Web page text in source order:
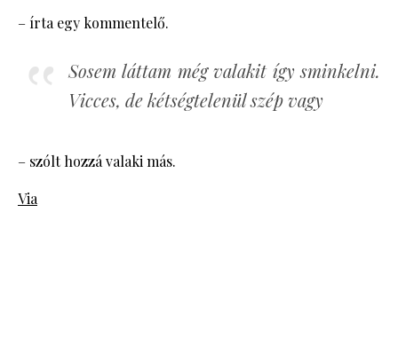
– írta egy kommentelő.
Sosem láttam még valakit így sminkelni.
Vicces, de kétségtelenül szép vagy
– szólt hozzá valaki más.
Via